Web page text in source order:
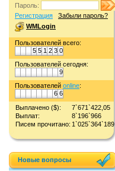
Пароль:
Регистрация
Забыли пароль?
WMLogin
Пользователей всего:
5 5 1 2 3 0
Пользователей сегодня:
9
Пользователей online:
6 6
Выплачено ($):
7`671`422,05
Выплат:
8`196`966
Писем прочитано: 1`025`364`189
Новые вопросы